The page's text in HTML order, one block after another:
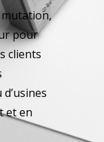
pour
clients
et en